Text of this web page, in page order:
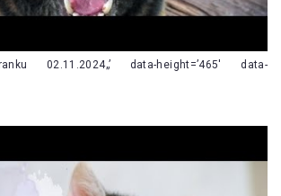
02.11.2024„’ data-height=’465′ data-